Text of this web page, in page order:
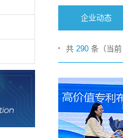
新闻动态
关于我们
联系我们
加入我们
企业动态
共 290 条（当